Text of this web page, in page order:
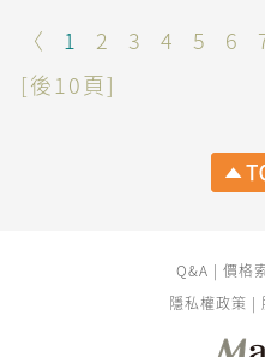
〈 1 2 3 4 5 6
[後10頁]
Q&A | 價格
隱私權政策 |